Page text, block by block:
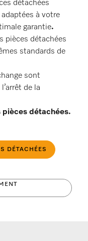
détachées
à votre
garantie.
pièces détachées
standards de
sont
de la
pièces détachées.
DÉTACHÉES